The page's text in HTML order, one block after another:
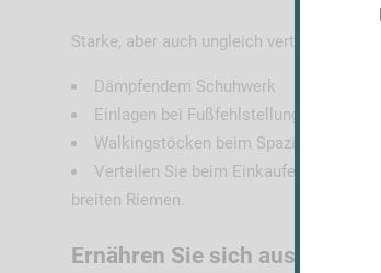
Starke, aber auch ungleich verteilte
Dämpfendem Schuhwerk
Einlagen bei Fußfehlstellungen
Walkingstöcken beim Spazierengehen
Verteilen Sie beim Einkaufen die
breiten Riemen.
Ernähren Sie sich